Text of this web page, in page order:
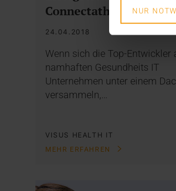
NUR
Connectathon für
24.04.2018
Wenn sich die Top-Entwickler
namhaften Gesundheits IT
Unternehmen unter einem
versammeln,…
VISUS HEALTH IT
MEHR ERFAHREN